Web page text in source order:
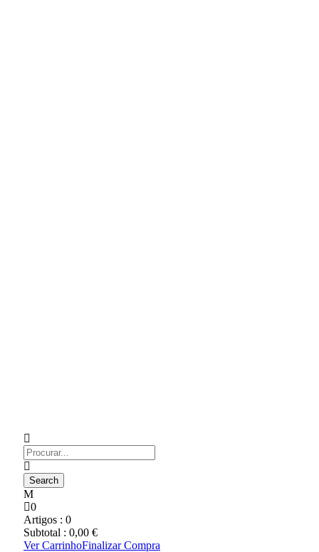
0
Artigos : 0
Subtotal : 0,00 €
Ver CarrinhoFinalizar Compra